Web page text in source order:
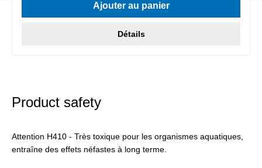
Ajouter au panier
Détails
Product safety
Attention H410 - Très toxique pour les organismes aquatiques,
entraîne des effets néfastes à long terme.